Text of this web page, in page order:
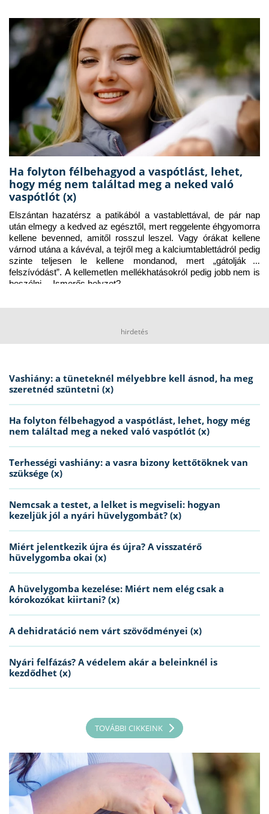
Ha folyton félbehagyod a vaspótlást, lehet,
hogy még nem találtad meg a neked való
vaspótlót (x)
Elszántan hazatérsz a patikából a vastablettával, de pár nap
után elmegy a kedved az egésztől, mert reggelente éhgyomorra
kellene bevenned, amitől rosszul leszel. Vagy órákat kellene
várnod utána a kávéval, a tejről meg a kalciumtablettádról pedig
szinte teljesen le kellene mondanod, mert „gátolják a
felszívódást”. A kellemetlen mellékhatásokról pedig jobb nem is
beszélni… Ismerős helyzet?
hirdetés
Vashiány: a tüneteknél mélyebbre kell ásnod, ha meg
szeretnéd szüntetni (x)
Ha folyton félbehagyod a vaspótlást, lehet, hogy még
nem találtad meg a neked való vaspótlót (x)
Terhességi vashiány: a vasra bizony kettőtöknek van
szüksége (x)
Nemcsak a testet, a lelket is megviseli: hogyan
kezeljük jól a nyári hüvelygombát? (x)
Miért jelentkezik újra és újra? A visszatérő
hüvelygomba okai (x)
A hüvelygomba kezelése: Miért nem elég csak a
kórokozókat kiirtani? (x)
A dehidratáció nem várt szövődményei (x)
Nyári felfázás? A védelem akár a beleinknél is
kezdődhet (x)
TOVÁBBI CIKKEINK